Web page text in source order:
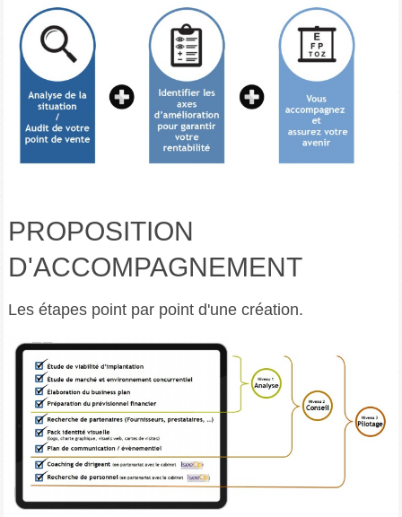
PROPOSITION
D'ACCOMPAGNEMENT
Les étapes point par point d'une création.